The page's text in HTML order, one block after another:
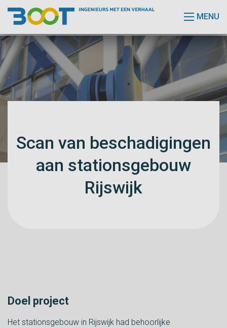
MENU
Scan van beschadigingen
aan stationsgebouw
Rijswijk
Doel project
Het stationsgebouw in Rijswijk had behoorlijke